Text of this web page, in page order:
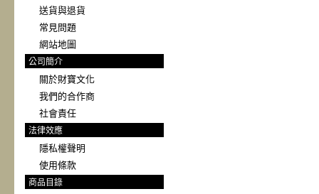
送貨與退貨
常見問題
網站地圖
公司簡介
關於財寶文化
我們的合作商
社會責任
法律效應
隱私權聲明
使用條款
商品目錄